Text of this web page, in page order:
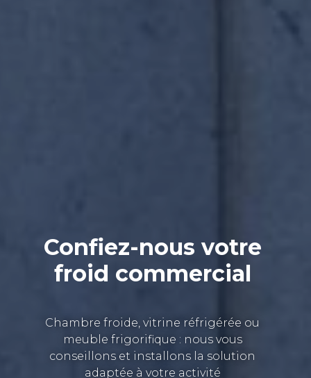
Confiez-nous votre
froid commercial
Chambre froide, vitrine réfrigérée ou
meuble frigorifique : nous vous
conseillons et installons la solution
adaptée à votre activité